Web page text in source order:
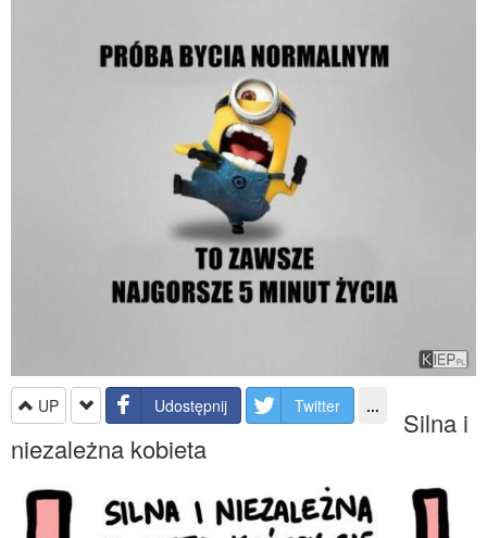
UP Udostępnij Twitter ... Silna i
niezależna kobieta